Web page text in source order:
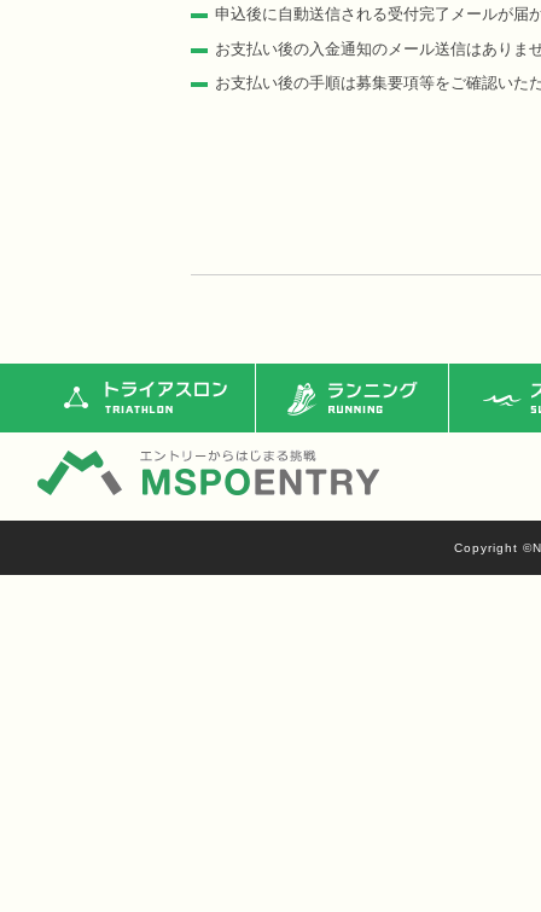
申込後に自動送信される受付完了メールが届
お支払い後の入金通知のメール送信はありま
お支払い後の手順は募集要項等をご確認いた
トライアスロン ランニング ス
Copyright